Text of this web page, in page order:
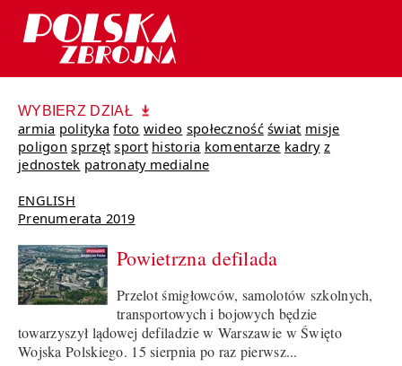
WYBIERZ DZIAŁ
armia polityka foto wideo społeczność świat misje
poligon sprzęt sport historia komentarze kadry z
jednostek patronaty medialne
ENGLISH
Prenumerata 2019
Powietrzna defilada
Przelot śmigłowców, samolotów szkolnych,
transportowych i bojowych będzie
towarzyszył lądowej defiladzie w Warszawie w Święto
Wojska Polskiego. 15 sierpnia po raz pierwsz...